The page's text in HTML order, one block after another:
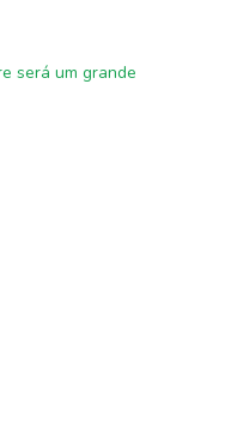
será um grande